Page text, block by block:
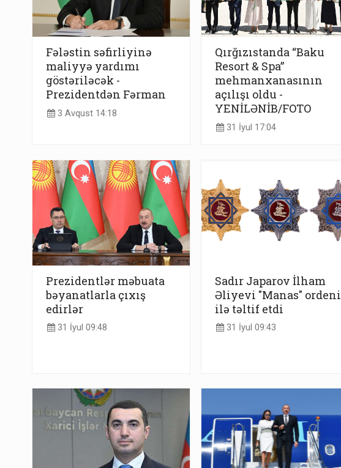
Fələstin səfirliyinə
maliyyə yardımı
göstəriləcək -
Prezidentdən Fərman
3 Avqust 14:18
Qırğızıstanda “Baku
Resort & Spa”
mehmanxanasının
açılışı oldu -
YENİLƏNİB/FOTO
31 İyul 17:04
Prezidentlər məbuata
bəyanatlarla çıxış
edirlər
31 İyul 09:48
Sadır Japarov İlham
Əliyevi "Manas" ordeni
ilə təltif etdi
31 İyul 09:43